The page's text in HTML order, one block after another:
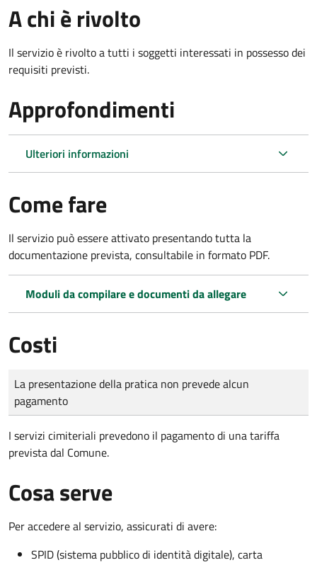
A chi è rivolto
Il servizio è rivolto a tutti i soggetti interessati in possesso dei
requisiti previsti.
Approfondimenti
Ulteriori informazioni
Come fare
Il servizio può essere attivato presentando tutta la
documentazione prevista, consultabile in formato PDF.
Moduli da compilare e documenti da allegare
Costi
Tipo di pagamento
Importo
La presentazione della pratica non prevede alcun
pagamento
I servizi cimiteriali prevedono il pagamento di una tariffa
prevista dal Comune.
Cosa serve
Per accedere al servizio, assicurati di avere:
SPID (sistema pubblico di identità digitale), carta